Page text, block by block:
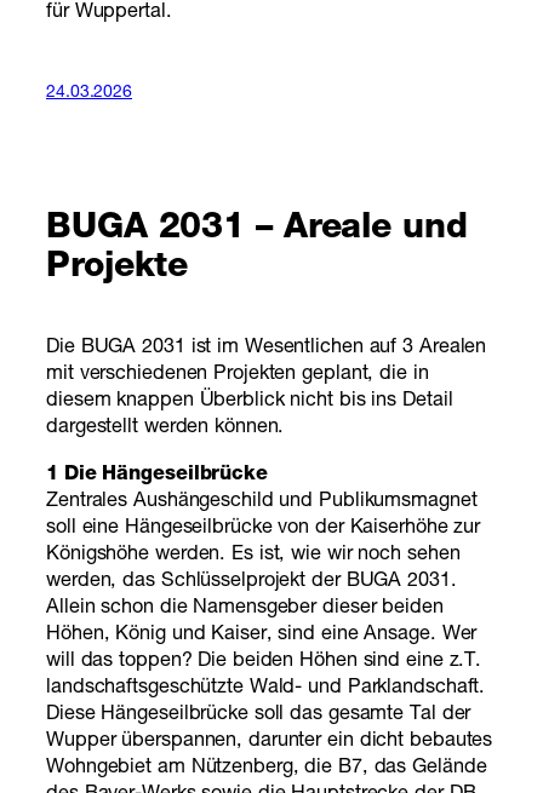
für Wuppertal.
24.03.2026
BUGA 2031 – Areale und
Projekte
Die BUGA 2031 ist im Wesentlichen auf 3 Arealen
mit verschiedenen Projekten geplant, die in
diesem knappen Überblick nicht bis ins Detail
dargestellt werden können.
1 Die Hängeseilbrücke
Zentrales Aushängeschild und Publikumsmagnet
soll eine Hängeseilbrücke von der Kaiserhöhe zur
Königshöhe werden. Es ist, wie wir noch sehen
werden, das Schlüsselprojekt der BUGA 2031.
Allein schon die Namensgeber dieser beiden
Höhen, König und Kaiser, sind eine Ansage. Wer
will das toppen? Die beiden Höhen sind eine z.T.
landschaftsgeschützte Wald- und Parklandschaft.
Diese Hängeseilbrücke soll das gesamte Tal der
Wupper überspannen, darunter ein dicht bebautes
Wohngebiet am Nützenberg, die B7, das Gelände